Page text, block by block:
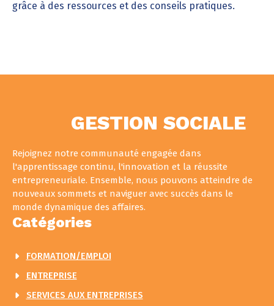
grâce à des ressources et des conseils pratiques.
GESTION SOCIALE
Rejoignez notre communauté engagée dans
l'apprentissage continu, l'innovation et la réussite
entrepreneuriale. Ensemble, nous pouvons atteindre de
nouveaux sommets et naviguer avec succès dans le
monde dynamique des affaires.
Catégories
FORMATION/EMPLOI
ENTREPRISE
SERVICES AUX ENTREPRISES